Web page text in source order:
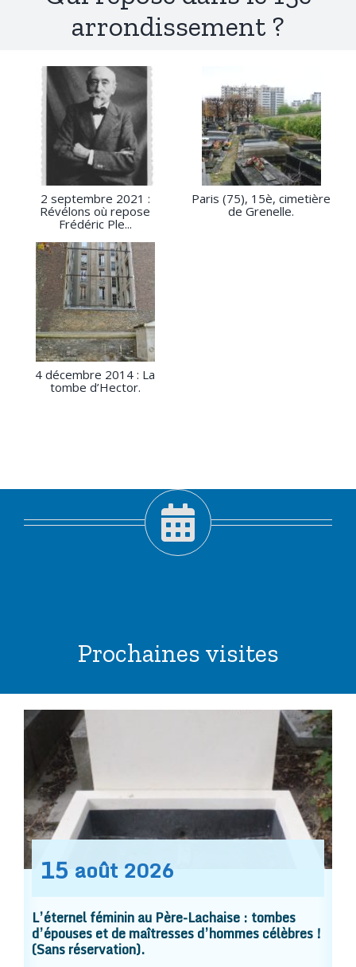
arrondissement ?
2 septembre 2021 :
Révélons où repose
Frédéric Ple...
Paris (75), 15è, cimetière
de Grenelle.
4 décembre 2014 : La
tombe d’Hector.
Prochaines visites
15 août 2026
L’éternel féminin au Père-Lachaise : tombes
d’épouses et de maîtresses d’hommes célèbres !
(Sans réservation).